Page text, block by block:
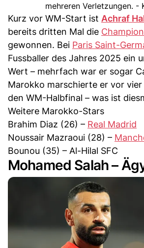
mehreren Verletzungen. -
Kurz vor WM-Start ist Achraf
bereits dritten Mal die
gewonnen. Bei Paris Saint-
Fussballer des Jahres 2025 ein
Wert – mehrfach war er sogar
Marokko marschierte er vor vier
den WM-Halbfinal – was ist
Weitere Marokko-Stars
Brahim Diaz (26) – Real Madrid
Noussair Mazraoui (28) –
Bounou (35) – Al-Hilal SFC
Mohamed Salah –